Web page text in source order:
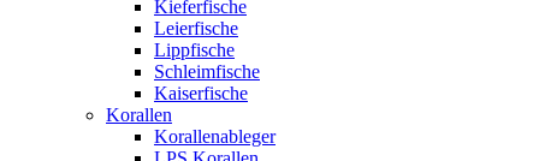
Kieferfische
Leierfische
Lippfische
Schleimfische
Kaiserfische
Korallen
Korallenableger